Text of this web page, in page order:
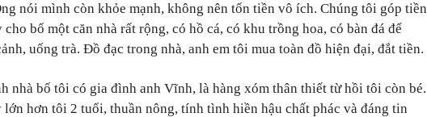
nói mình còn khỏe mạnh, không nên tốn tiền vô ích. Chúng tôi góp tiền
cho bố một căn nhà rất rộng, có hồ cá, có khu trồng hoa, có bàn đá để
uống trà. Đồ đạc trong nhà, anh em tôi mua toàn đồ hiện đại, đắt tiền.
nhà bố tôi có gia đình anh Vĩnh, là hàng xóm thân thiết từ hồi tôi còn bé.
lớn hơn tôi 2 tuổi, thuần nông, tính tình hiền hậu chất phác và đáng tin